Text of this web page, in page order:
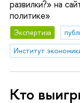
развилки?» на
политике»
Экспертиза
Кто